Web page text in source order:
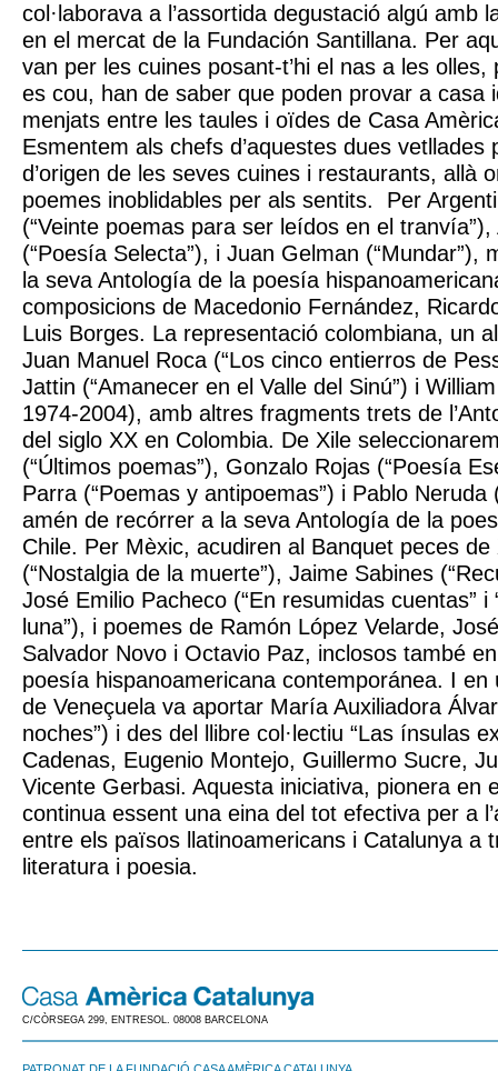
col·laborava a l’assortida degustació algú amb
en el mercat de la Fundación Santillana. Per
van per les cuines posant-t’hi el nas a les
es cou, han de saber que poden provar a casa
menjats entre les taules i oïdes de Casa
Esmentem als chefs d’aquestes dues vetllades
d’origen de les seves cuines i restaurants, allà
poemes inoblidables per als sentits. Per
(“Veinte poemas para ser leídos en el
(“Poesía Selecta”), i Juan Gelman
la seva Antología de la poesía
composicions de Macedonio Fernández,
Luis Borges. La representació colombiana, un
Juan Manuel Roca (“Los cinco entierros de
Jattin (“Amanecer en el Valle del Sinú”) i
1974-2004), amb altres fragments trets de
del siglo XX en Colombia. De Xile
(“Últimos poemas”), Gonzalo Rojas (“Poesía
Parra (“Poemas y antipoemas”) i Pablo Neruda
amén de recórrer a la seva Antología de la
Chile. Per Mèxic, acudiren al Banquet peces de
(“Nostalgia de la muerte”), Jaime Sabines
José Emilio Pacheco (“En resumidas cuentas” i
luna”), i poemes de Ramón López Velarde,
Salvador Novo i Octavio Paz, inclosos també
poesía hispanoamericana contemporánea. I en
de Veneçuela va aportar María Auxiliadora
noches”) i des del llibre col·lectiu “Las ínsulas
Cadenas, Eugenio Montejo, Guillermo Sucre,
Vicente Gerbasi. Aquesta iniciativa, pionera en
continua essent una eina del tot efectiva per a
entre els països llatinoamericans i Catalunya a
literatura i poesia.
C/CÒRSEGA 299, ENTRESOL. 08008 BARCELONA